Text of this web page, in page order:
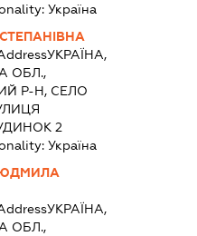
Україна
УКРАЇНА,
ОБЛ.,
Р-Н, СЕЛО
2
Україна
УКРАЇНА,
ОБЛ.,